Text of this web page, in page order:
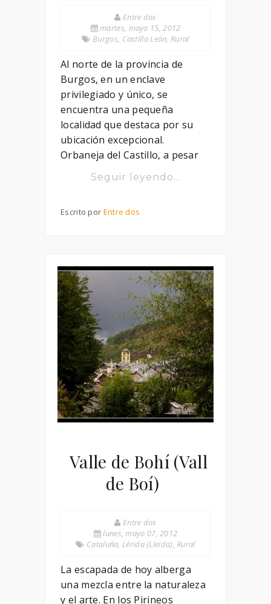
Entre dos
martes, mayo 15, 2012
Burgos, Castilla León,Rural
Al norte de la provincia de
Burgos, en un enclave
privilegiado y único, se
encuentra una pequeña
localidad que destaca por su
ubicación excepcional.
Orbaneja del Castillo, a pesar
Seguir leyendo...
Escrito por Entre dos
Valle de Bohí (Vall
de Boí)
Entre dos
lunes, mayo 07, 2012
Cataluña,Lérida (Lleida),Rural
La escapada de hoy alberga
una mezcla entre la naturaleza
y el arte. En los Pirineos